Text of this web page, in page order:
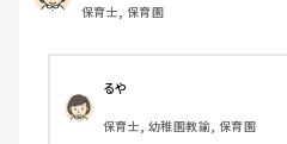
先生達はいい人達だと思う。
いし、気になる。気にしないよ
休憩中とか話の輪に入って話す
時、不慣れからか、人見知りで
でワイワイ話してすごいなって思
保育士, 保育園
るや
保育士, 幼稚園教諭, 保育園